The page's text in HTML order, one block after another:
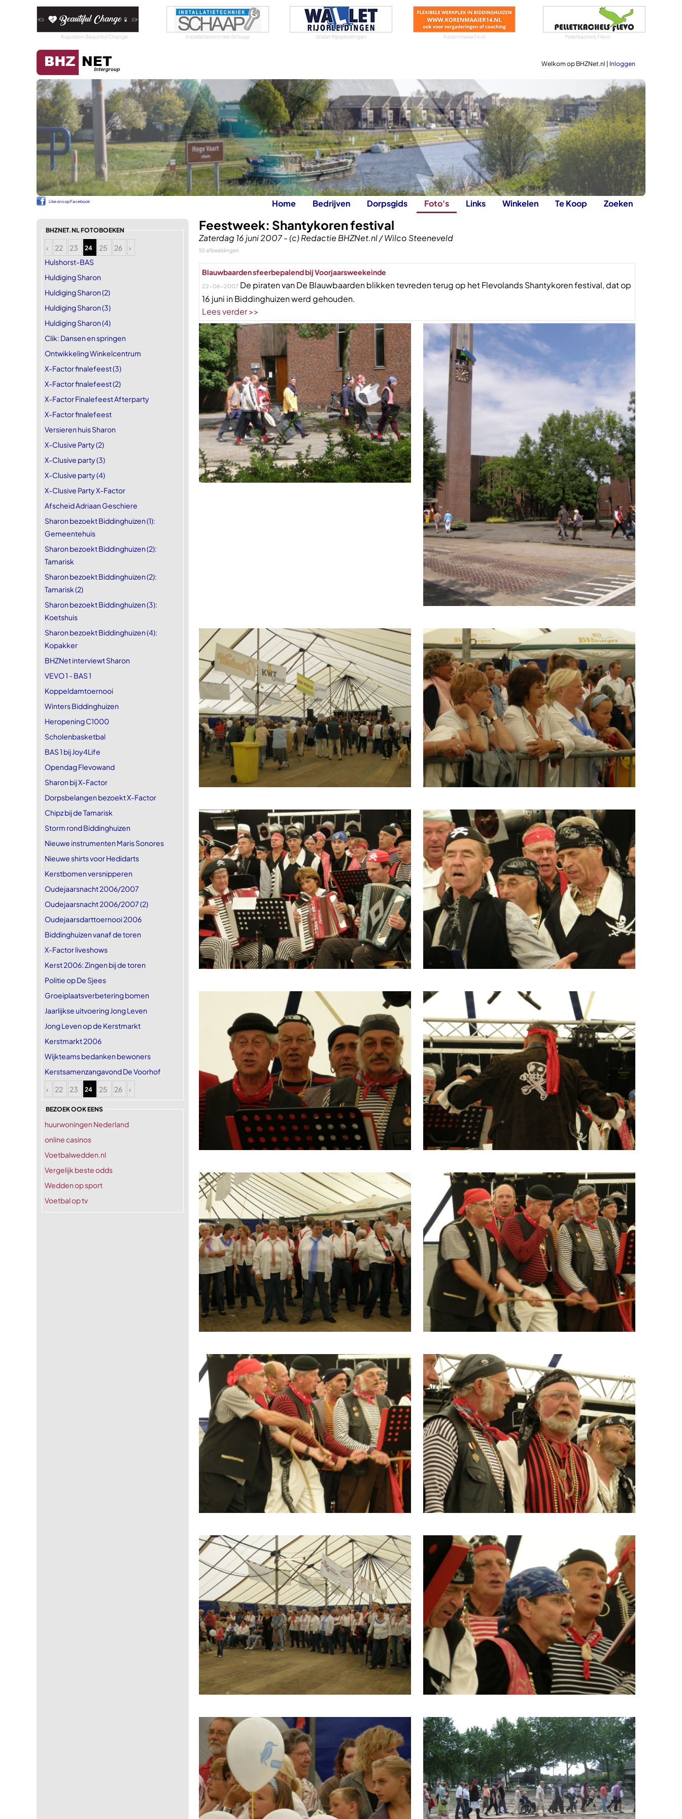
Kapsalon Beautiful Change Installatietechniek Schaap Wallet Rijopleidingen Korenmaaier14.nl Pelletkachels Flevo
Welkom op BHZNet.nl | Inloggen
Like ons op Facebook Home Bedrijven Dorpsgids Foto's Links Winkelen Te Koop Zoeken
BHZNET.NL FOTOBOEKEN
‹ 22 23 24 25 26
›
Hulshorst-BAS
Huldiging Sharon
Huldiging Sharon (2)
Huldiging Sharon (3)
Huldiging Sharon (4)
Clik: Dansen en springen
Ontwikkeling Winkelcentrum
X-Factor finalefeest (3)
X-Factor finalefeest (2)
X-Factor Finalefeest Afterparty
X-Factor finalefeest
Versieren huis Sharon
X-Clusive Party (2)
X-Clusive party (3)
X-Clusive party (4)
X-Clusive Party X-Factor
Afscheid Adriaan Geschiere
Sharon bezoekt Biddinghuizen (1):
Gemeentehuis
Sharon bezoekt Biddinghuizen (2):
Tamarisk
Sharon bezoekt Biddinghuizen (2):
Tamarisk (2)
Sharon bezoekt Biddinghuizen (3):
Koetshuis
Sharon bezoekt Biddinghuizen (4):
Kopakker
BHZNet interviewt Sharon
VEVO 1 - BAS 1
Koppeldamtoernooi
Winters Biddinghuizen
Heropening C1000
Scholenbasketbal
BAS 1 bij Joy4Life
Opendag Flevowand
Sharon bij X-Factor
Dorpsbelangen bezoekt X-Factor
Chipz bij de Tamarisk
Storm rond Biddinghuizen
Nieuwe instrumenten Maris Sonores
Nieuwe shirts voor Hedidarts
Kerstbomen versnipperen
Oudejaarsnacht 2006/2007
Oudejaarsnacht 2006/2007 (2)
Oudejaarsdarttoernooi 2006
Biddinghuizen vanaf de toren
X-Factor liveshows
Kerst 2006: Zingen bij de toren
Politie op De Sjees
Groeiplaatsverbetering bomen
Jaarlijkse uitvoering Jong Leven
Jong Leven op de Kerstmarkt
Kerstmarkt 2006
Wijkteams bedanken bewoners
Kerstsamenzangavond De Voorhof
‹
22 23 24 25 26 ›
BEZOEK OOK EENS
huurwoningen Nederland
online casinos
Voetbalwedden.nl
Vergelijk beste odds
Wedden op sport
Voetbal op tv
Feestweek: Shantykoren festival
Zaterdag 16 juni 2007 - (c) Redactie BHZNet.nl / Wilco Steeneveld
55 afbeeldingen
Blauwbaarden sfeerbepalend bij Voorjaarsweekeinde
22-06-2007 De piraten van De Blauwbaarden blikken tevreden terug op het Flevolands Shantykoren festival, dat op
16 juni in Biddinghuizen werd gehouden.
Lees verder >>